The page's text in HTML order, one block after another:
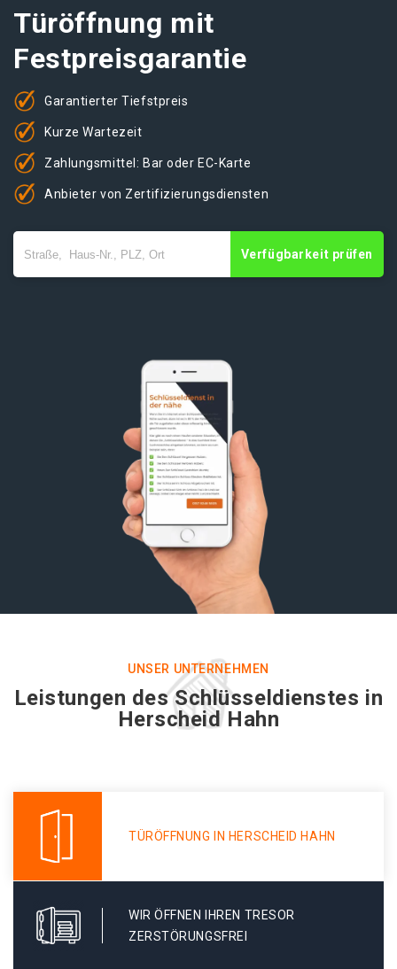
Türöffnung mit
Festpreisgarantie
Garantierter Tiefstpreis
Kurze Wartezeit
Zahlungsmittel: Bar oder EC-Karte
Anbieter von Zertifizierungsdiensten
Verfügbarkeit prüfen
UNSER UNTERNEHMEN
Leistungen des Schlüsseldienstes in
Herscheid Hahn
TÜRÖFFNUNG IN HERSCHEID HAHN
WIR ÖFFNEN IHREN TRESOR
ZERSTÖRUNGSFREI